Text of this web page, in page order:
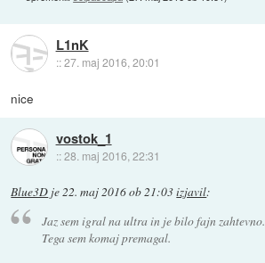
L1nK
::27. maj 2016, 20:01
nice
vostok_1
::28. maj 2016, 22:31
Blue3D je22. maj 2016 ob 21:03izjavil:
Jaz sem igral na ultra in je bilo fajn zahtevno.
Tega sem komaj premagal.